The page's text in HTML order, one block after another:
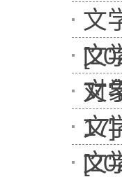
文
文
对
文
17]
文
文